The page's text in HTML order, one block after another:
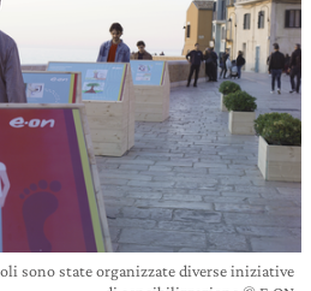
sono state organizzate diverse iniziative